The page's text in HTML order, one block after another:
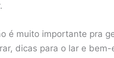
é muito importante pra
dicas para o lar e bem-